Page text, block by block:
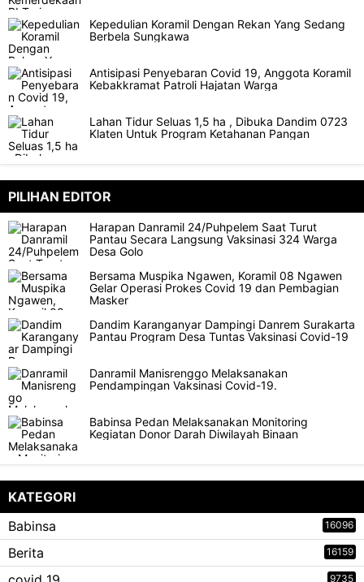
Kepedulian Koramil Dengan Rekan Yang Sedang
Berbela Sungkawa
Antisipasi Penyebaran Covid 19, Anggota Koramil
Kebakkramat Patroli Hajatan Warga
Lahan Tidur Seluas 1,5 ha , Dibuka Dandim 0723
Klaten Untuk Program Ketahanan Pangan
PILIHAN EDITOR
Harapan Danramil 24/Puhpelem Saat Turut
Pantau Secara Langsung Vaksinasi 324 Warga
Desa Golo
Bersama Muspika Ngawen, Koramil 08 Ngawen
Gelar Operasi Prokes Covid 19 dan Pembagian
Masker
Dandim Karanganyar Dampingi Danrem Surakarta
Pantau Program Desa Tuntas Vaksinasi Covid-19
Danramil Manisrenggo Melaksanakan
Pendampingan Vaksinasi Covid-19.
Babinsa Pedan Melaksanakan Monitoring
Kegiatan Donor Darah Diwilayah Binaan
KATEGORI
Babinsa
16096
Berita 16159
9735